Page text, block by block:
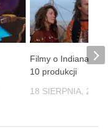
Filmy o Indianach –
10 produkcji
18 SIERPNIA, 2025